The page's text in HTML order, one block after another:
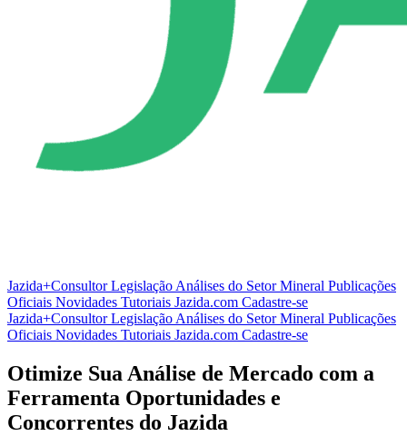
Jazida+ConsultorLegislação Análises do Setor Mineral Publicações
Oficiais Novidades Tutoriais Jazida.com Cadastre-se
Jazida+ConsultorLegislação Análises do Setor Mineral Publicações
Oficiais Novidades Tutoriais Jazida.com Cadastre-se
Otimize Sua Análise de Mercado com a
Ferramenta Oportunidades e
Concorrentes do Jazida